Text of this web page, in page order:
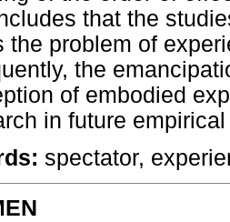
that the
the problem of
the
of embodied
in future
spectator,